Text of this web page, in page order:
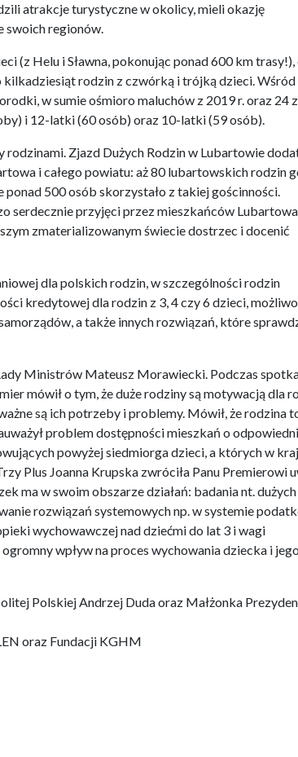
atrakcje turystyczne w okolicy, mieli okazję
swoich regionów.
(z Helu i Sławna, pokonując ponad 600 km
rodzin z czwórką i trójką dzieci. Wśród
w sumie ośmioro maluchów z 2019 r. oraz 24
i 12-latki (60 osób) oraz 10-latki (59 osób).
Zjazd Dużych Rodzin w Lubartowie
i całego powiatu: aż 80 lubartowskich rodzin
500 osób skorzystało z takiej gościnności.
serdecznie przyjęci przez mieszkańców
zmaterializowanym świecie dostrzec i docenić
dla polskich rodzin, w szczególności rodzin
kredytowej dla rodzin z 3, 4 czy 6 dzieci,
a także innych rozwiązań, które
Ministrów Mateusz Morawiecki. Podczas
mówił o tym, że duże rodziny są motywacją dla
są ich potrzeby i problemy. Mówił, że rodzina
problem dostępności mieszkań o
powyżej siedmiorga dzieci, a których w
Plus Joanna Krupska zwróciła Panu Premierowi
ma w swoim obszarze działań: badania nt.
rozwiązań systemowych np. w systemie
wychowawczej nad dziećmi do lat 3 i wagi
wpływ na proces wychowania dziecka i jego
Polskiej Andrzej Duda oraz Małżonka
oraz Fundacji KGHM